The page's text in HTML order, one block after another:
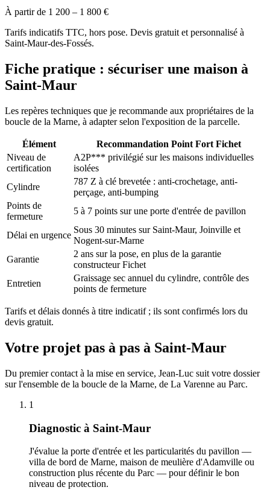
À partir de 1 200 – 1 800 €
Tarifs indicatifs TTC, hors pose. Devis gratuit et personnalisé à
Saint-Maur-des-Fossés.
Fiche pratique : sécuriser une maison à
Saint-Maur
Les repères techniques que je recommande aux propriétaires de la
boucle de la Marne, à adapter selon l'exposition de la parcelle.
Élément
Recommandation Point Fort Fichet
Niveau de
certification
A2P*** privilégié sur les maisons individuelles
isolées
Cylindre
787 Z à clé brevetée : anti-crochetage, anti-
perçage, anti-bumping
Points de
fermeture
5 à 7 points sur une porte d'entrée de pavillon
Délai en urgence
Sous 30 minutes sur Saint-Maur, Joinville et
Nogent-sur-Marne
Garantie
2 ans sur la pose, en plus de la garantie
constructeur Fichet
Entretien
Graissage sec annuel du cylindre, contrôle des
points de fermeture
Tarifs et délais donnés à titre indicatif ; ils sont confirmés lors du
devis gratuit.
Votre projet pas à pas à Saint-Maur
Du premier contact à la mise en service, Jean-Luc suit votre dossier
sur l'ensemble de la boucle de la Marne, de La Varenne au Parc.
1
Diagnostic à Saint-Maur
J'évalue la porte d'entrée et les particularités du pavillon —
villa de bord de Marne, maison de meulière d'Adamville ou
construction plus récente du Parc — pour définir le bon
niveau de protection.